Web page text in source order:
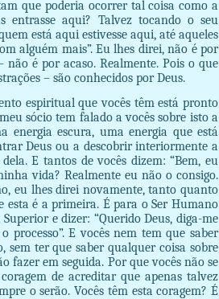
que poderia ocorrer tal coisa como a
entrasse aqui? Talvez tocando o seu
está aqui estivesse aqui, até aqueles
alguém mais”. Eu lhes direi, não é por
é por acaso. Realmente. Pois o que
– são conhecidos por Deus.
espiritual que vocês têm está pronto
sócio tem falado a vocês sobre isto a
energia escura, uma energia que está
Deus ou a descobrir interiormente a
E tantos de vocês dizem: “Bem, eu
vida? Realmente eu não o consigo.
eu lhes direi novamente, tanto quanto
esta é a primeira. É para o Ser Humano
e dizer: “Querido Deus, diga-me
processo”. E vocês nem tem que saber
sem ter que saber qualquer coisa sobre
fazer em seguida. Por que vocês não se
de acreditar que apenas talvez
o serão. Vocês têm esta coragem? É